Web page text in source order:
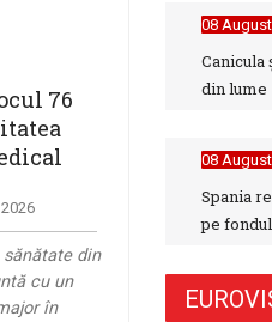
76
din
cu un
în
08
Canicula
din lume
08
Spania
pe